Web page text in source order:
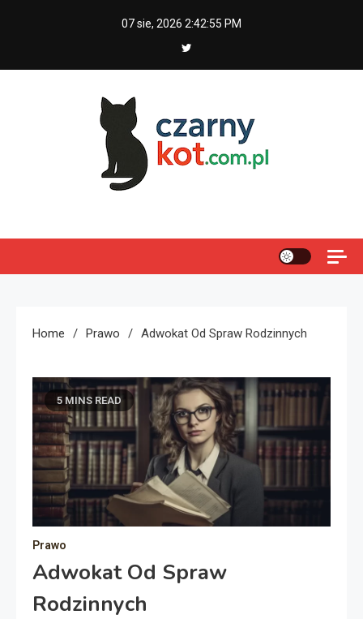
07 sie, 2026 2:42:56 PM
Home Prawo Adwokat Od Spraw Rodzinnych
5 MINS READ
Prawo
Adwokat Od Spraw
Rodzinnych